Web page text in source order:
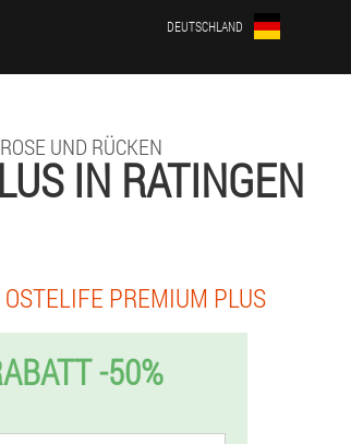
DEUTSCHLAND
UND RÜCKEN
IN RATINGEN
PREMIUM PLUS
-50%